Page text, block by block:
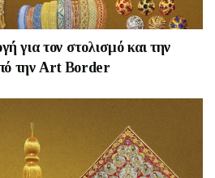
για τον στολισμό και την
την Art Border